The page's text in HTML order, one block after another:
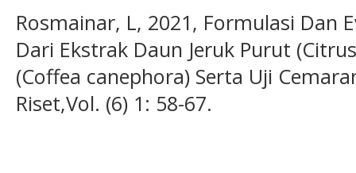
Rosmainar, L, 2021, Formulasi Dan
Dari Ekstrak Daun Jeruk Purut
(Coffea canephora) Serta Uji
Riset,Vol. (6) 1: 58-67.